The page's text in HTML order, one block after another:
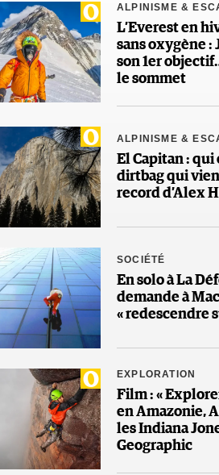
ALPINISME &
L’Everest en
sans oxygène
son 1er
le sommet
ALPINISME &
El Capitan : qui
dirtbag qui
record d’Alex
SOCIÉTÉ
En solo à La
demande à
« redescendre
EXPLORATION
Film : «
en Amazonie,
les Indiana
Geographic